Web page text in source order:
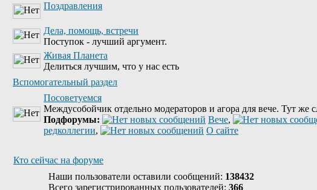
Поздравления
Дела, помощь, встречи
Поступок - лучший аргумент.
Живая Планета
Делиться лучшим, что у нас есть
Вспомогательный раздел
Посоветуемся
Междусобойчик отдельно модераторов и агора для вече. Тут же
Подфорумы:
Вече,
редколлегии, О сайте
Кто сейчас на форуме
Наши пользователи оставили сообщений: 138432
Всего зарегистрированных пользователей: 366